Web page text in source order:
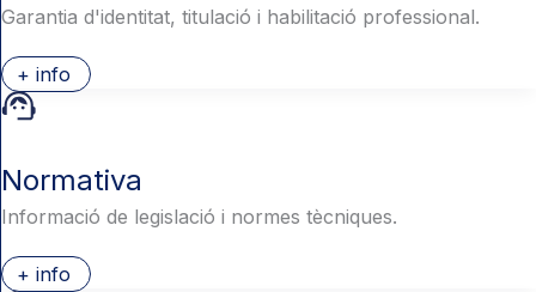
Garantia d'identitat, titulació i habilitació professional.
+ info
Normativa
Informació de legislació i normes tècniques.
+ info